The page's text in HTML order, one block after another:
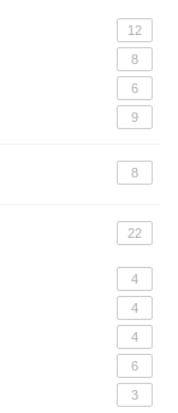
12
8
6
9
8
22
4
4
4
6
3